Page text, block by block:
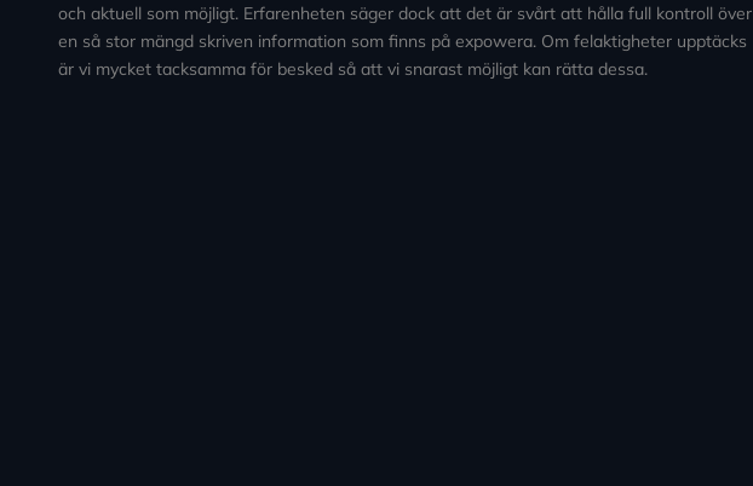
och aktuell som möjligt. Erfarenheten säger dock att det är svårt att hålla full kontroll över
en så stor mängd skriven information som finns på expowera. Om felaktigheter upptäcks
är vi mycket tacksamma för besked så att vi snarast möjligt kan rätta dessa.